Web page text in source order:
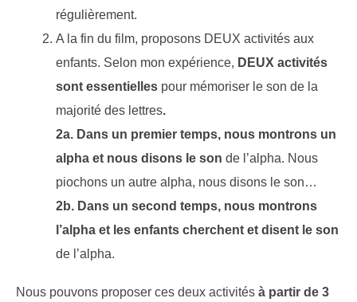
régulièrement.
A la fin du film, proposons DEUX activités aux
enfants. Selon mon expérience, DEUX activités
sont essentielles pour mémoriser le son de la
majorité des lettres.
2a. Dans un premier temps, nous montrons un
alpha et nous disons le son de l’alpha. Nous
piochons un autre alpha, nous disons le son…
2b. Dans un second temps, nous montrons
l’alpha et les enfants cherchent et disent le son
de l’alpha.
Nous pouvons proposer ces deux activités à partir de 3